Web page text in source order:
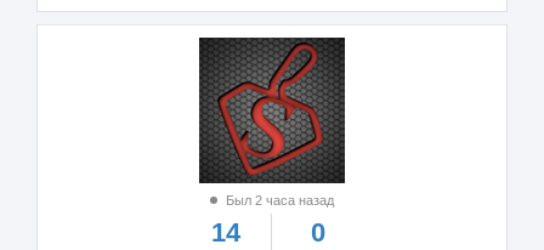
Был 2 часа назад
14 0